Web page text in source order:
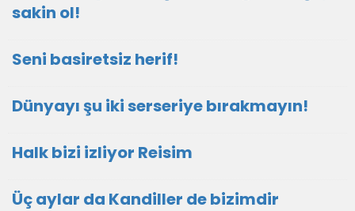
sakin ol!
Seni basiretsiz herif!
Dünyayı şu iki serseriye bırakmayın!
Halk bizi izliyor Reisim
Üç aylar da Kandiller de bizimdir